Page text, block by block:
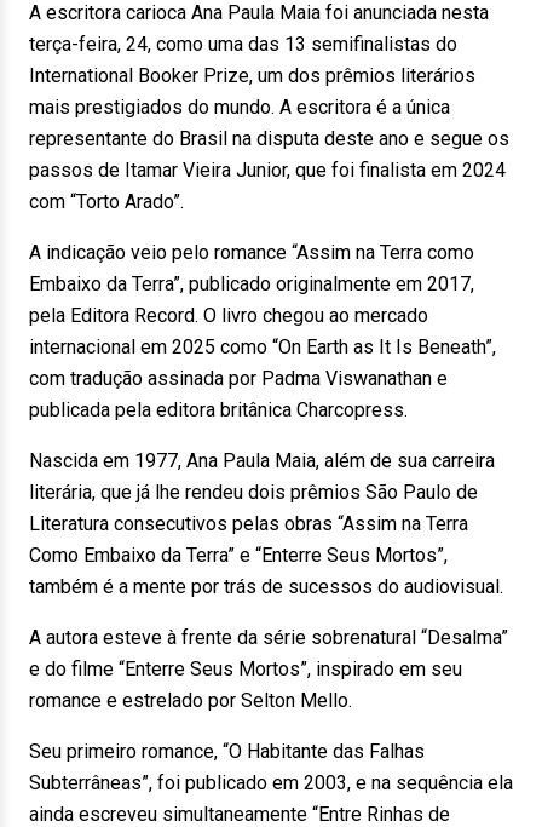
A escritora carioca Ana Paula Maia foi anunciada nesta
terça-feira, 24, como uma das 13 semifinalistas do
International Booker Prize, um dos prêmios literários
mais prestigiados do mundo. A escritora é a única
representante do Brasil na disputa deste ano e segue os
passos de Itamar Vieira Junior, que foi finalista em 2024
com “Torto Arado”.
A indicação veio pelo romance “Assim na Terra como
Embaixo da Terra”, publicado originalmente em 2017,
pela Editora Record. O livro chegou ao mercado
internacional em 2025 como “On Earth as It Is Beneath”,
com tradução assinada por Padma Viswanathan e
publicada pela editora britânica Charcopress.
Nascida em 1977, Ana Paula Maia, além de sua carreira
literária, que já lhe rendeu dois prêmios São Paulo de
Literatura consecutivos pelas obras “Assim na Terra
Como Embaixo da Terra” e “Enterre Seus Mortos”,
também é a mente por trás de sucessos do audiovisual.
A autora esteve à frente da série sobrenatural “Desalma”
e do filme “Enterre Seus Mortos”, inspirado em seu
romance e estrelado por Selton Mello.
Seu primeiro romance, “O Habitante das Falhas
Subterrâneas”, foi publicado em 2003, e na sequência ela
ainda escreveu simultaneamente “Entre Rinhas de